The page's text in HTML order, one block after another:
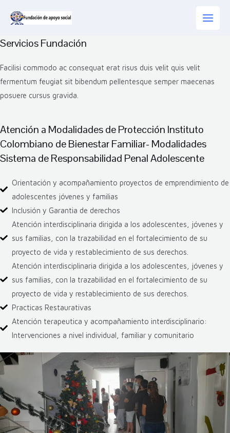
Servicios Fundación
Facilisi commodo ac consequat erat risus duis velit quis velit
fermentum feugiat sit bibendum pellentesque semper maecenas
posuere cursus gravida.
Atención a Modalidades de Protección Instituto
Colombiano de Bienestar Familiar- Modalidades
Sistema de Responsabilidad Penal Adolescente
Orientación y acompañamiento proyectos de emprendimiento de
adolescentes jóvenes y familias
Inclusión y Garantia de derechos
Atención interdisciplinaria dirigida a los adolescentes, jóvenes y
sus familias, con la trazabilidad en el fortalecimiento de su
proyecto de vida y restablecimiento de sus derechos.
Atención interdisciplinaria dirigida a los adolescentes, jóvenes y
sus familias, con la trazabilidad en el fortalecimiento de su
proyecto de vida y restablecimiento de sus derechos.
Practicas Restaurativas
Atención terapeutica y acompañamiento interdisciplinario:
Intervenciones a nivel individual, familiar y comunitario